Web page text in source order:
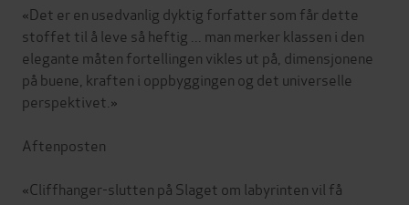
«Det er en usedvanlig dyktig forfatter som får dette
stoffet til å leve så heftig ... man merker klassen i den
elegante måten fortellingen vikles ut på, dimensjonene
på buene, kraften i oppbyggingen og det universelle
perspektivet.»
Aftenposten
«Cliffhanger-slutten på Slaget om labyrinten vil få